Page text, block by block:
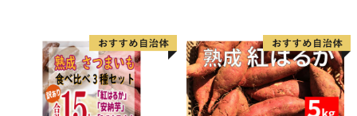
野菜